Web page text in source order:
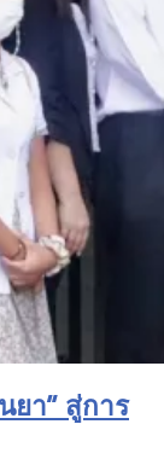
ยา” สู่การ